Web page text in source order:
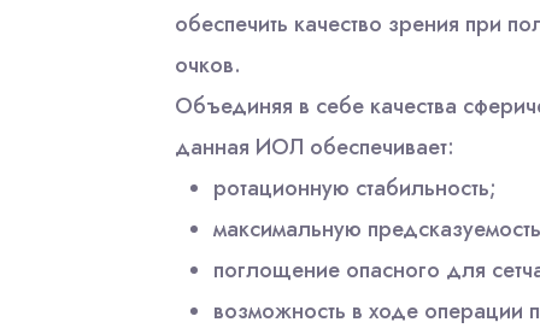
обеспечить качество зрения при
очков.
Объединяя в себе качества
данная ИОЛ обеспечивает:
ротационную стабильность;
максимальную
поглощение опасного для
возможность в ходе операции